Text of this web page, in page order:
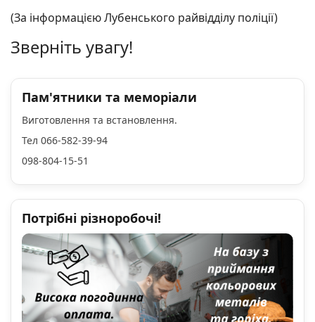
(За інформацією Лубенського райвідділу поліції)
Зверніть увагу!
Пам'ятники та меморіали
Виготовлення та встановлення.
Тел 066-582-39-94
098-804-15-51
Потрібні різноробочі!